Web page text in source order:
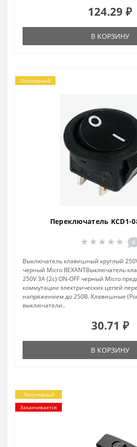
124.29 ₽
В КОРЗИНУ
Популярный
Переключатель KCD1-
0
Выключатель клавишный круглый
черный Micro REXANTВыключатель
250V 3А (2с) ON-OFF черный Micro
коммутации электрических цепей
напряжением до 250В. Клавишные
выключатели..
30.71 ₽
В КОРЗИНУ
Популярный
Заканчивается